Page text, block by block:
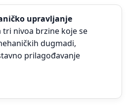
upravljanje
nivoa brzine koje se
dugmadi,
prilagođavanje